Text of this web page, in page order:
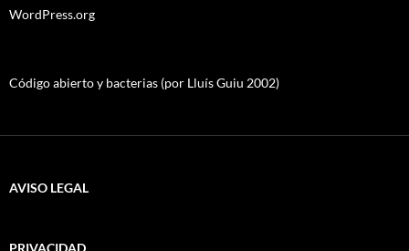
WordPress.org
Código abierto y bacterias (por Lluís Guiu 2002)
AVISO LEGAL
PRIVACIDAD